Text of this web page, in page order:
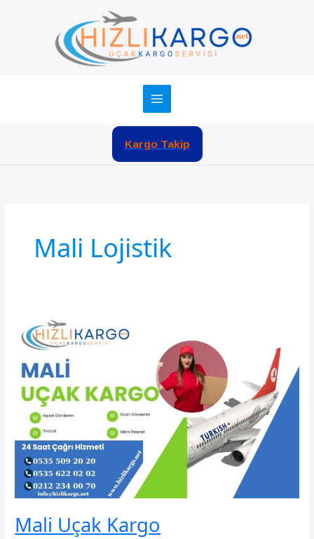
Kargo Takip
Mali Lojistik
Mali Uçak Kargo